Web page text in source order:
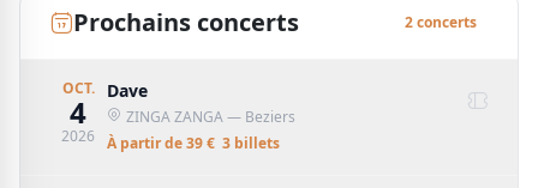
Prochains concerts 2concerts
OCT.
4
2026
Dave
ZINGA ZANGA— Beziers
À partir de39€ 3 billets